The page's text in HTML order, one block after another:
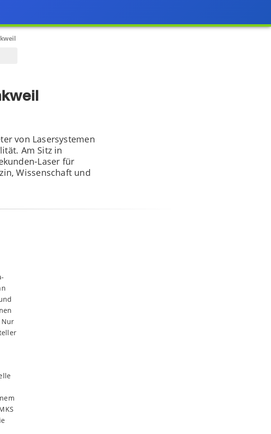
von Lasersystemen
Am Sitz in
Laser für
Wissenschaft und
Nur